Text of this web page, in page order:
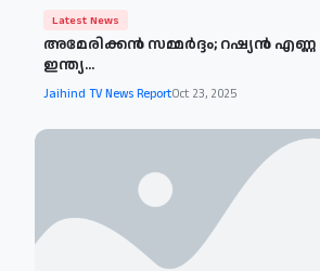
Latest News
അമേരിക്കന്‍ സമ്മര്‍ദ്ദം; റഷ്യന്‍
ഇന്ത്യ...
Jaihind TV News ReportOct 23, 2025